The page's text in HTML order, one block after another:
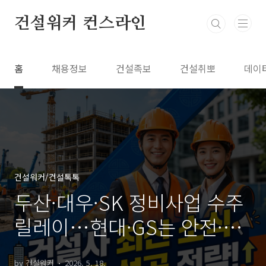
건설워커 컨스라인
홈 채용정보 건설족보 건설취뽀 데이
건설워커/건설톡톡
두산·대우·SK 정비사업 수주
릴레이…현대·GS는 안전·조
직문화 강화 | 건설워커 업계
by 건설워커 2026. 5. 18.